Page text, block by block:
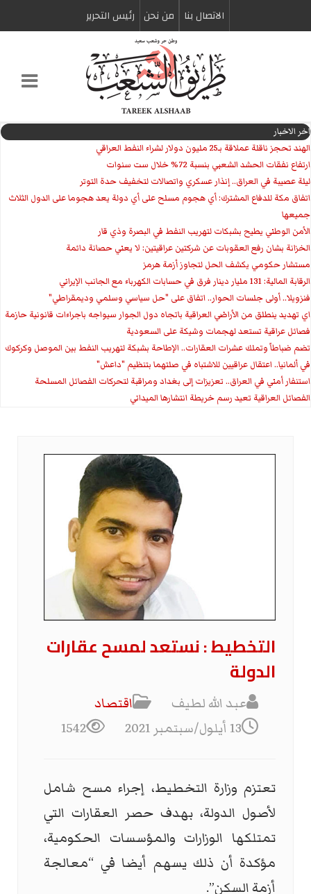
الاتصال بنا من نحن رئیس التحریر
اخر الاخبار
الهند تحجز ناقلة عملاقة بـ25 مليون دولار لشراء النفط العراقي
ارتفاع نفقات الحشد الشعبي بنسبة 72% خلال ست سنوات
ليلة عصيبة في العراق.. إنذار عسكري واتصالات لتخفيف حدة التوتر
‏اتفاق مكة للدفاع المشترك: أي هجوم مسلح على أي دولة يعد هجوما على الدول الثلاث
جميعها
الأمن الوطني يطيح بشبكات لتهريب النفط في البصرة وذي قار
الخزانة بشان رفع العقوبات عن شركتين عراقيتين: لا يعني حصانة دائمة
مستشار حكومي يكشف الحل لتجاوز أزمة هرمز
الرقابة المالية: 131 مليار دينار فرق في حسابات الكهرباء مع الجانب الإيراني
فنزويلا.. أولى جلسات الحوار.. اتفاق على "حل سياسي وسلمي وديمقراطي"
اي تهديد ينطلق من الأراضي العراقية باتجاه دول الجوار سيواجه باجراءات قانونية حازمة
فصائل عراقية تستعد لهجمات وشيكة على السعودية
تضم ضباطاً وتملك عشرات العقارات.. الإطاحة بشبكة لتهريب النفط بين الموصل وكركوك
في ألمانيا.. اعتقال عراقيين للاشتباه في صلتهما بتنظيم "داعش"
استنفار أمني في العراق.. تعزيزات إلى بغداد ومراقبة لتحركات الفصائل المسلحة
الفصائل العراقية تعيد رسم خريطة انتشارها الميداني
التخطيط : نستعد لمسح عقارات
الدولة
عبد الله لطيف
اقتصاد
13 أيلول/سبتمبر 2021
1542
تعتزم وزارة التخطيط، إجراء مسح شامل
لأصول الدولة، بهدف حصر العقارات التي
تمتلكها الوزارات والمؤسسات الحكومية،
مؤكدة أن ذلك يسهم أيضا في “معالجة
أزمة السكن”.